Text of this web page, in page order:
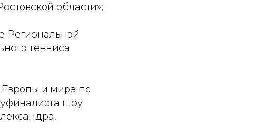
области»;
Региональной
тенниса
и мира по
шоу